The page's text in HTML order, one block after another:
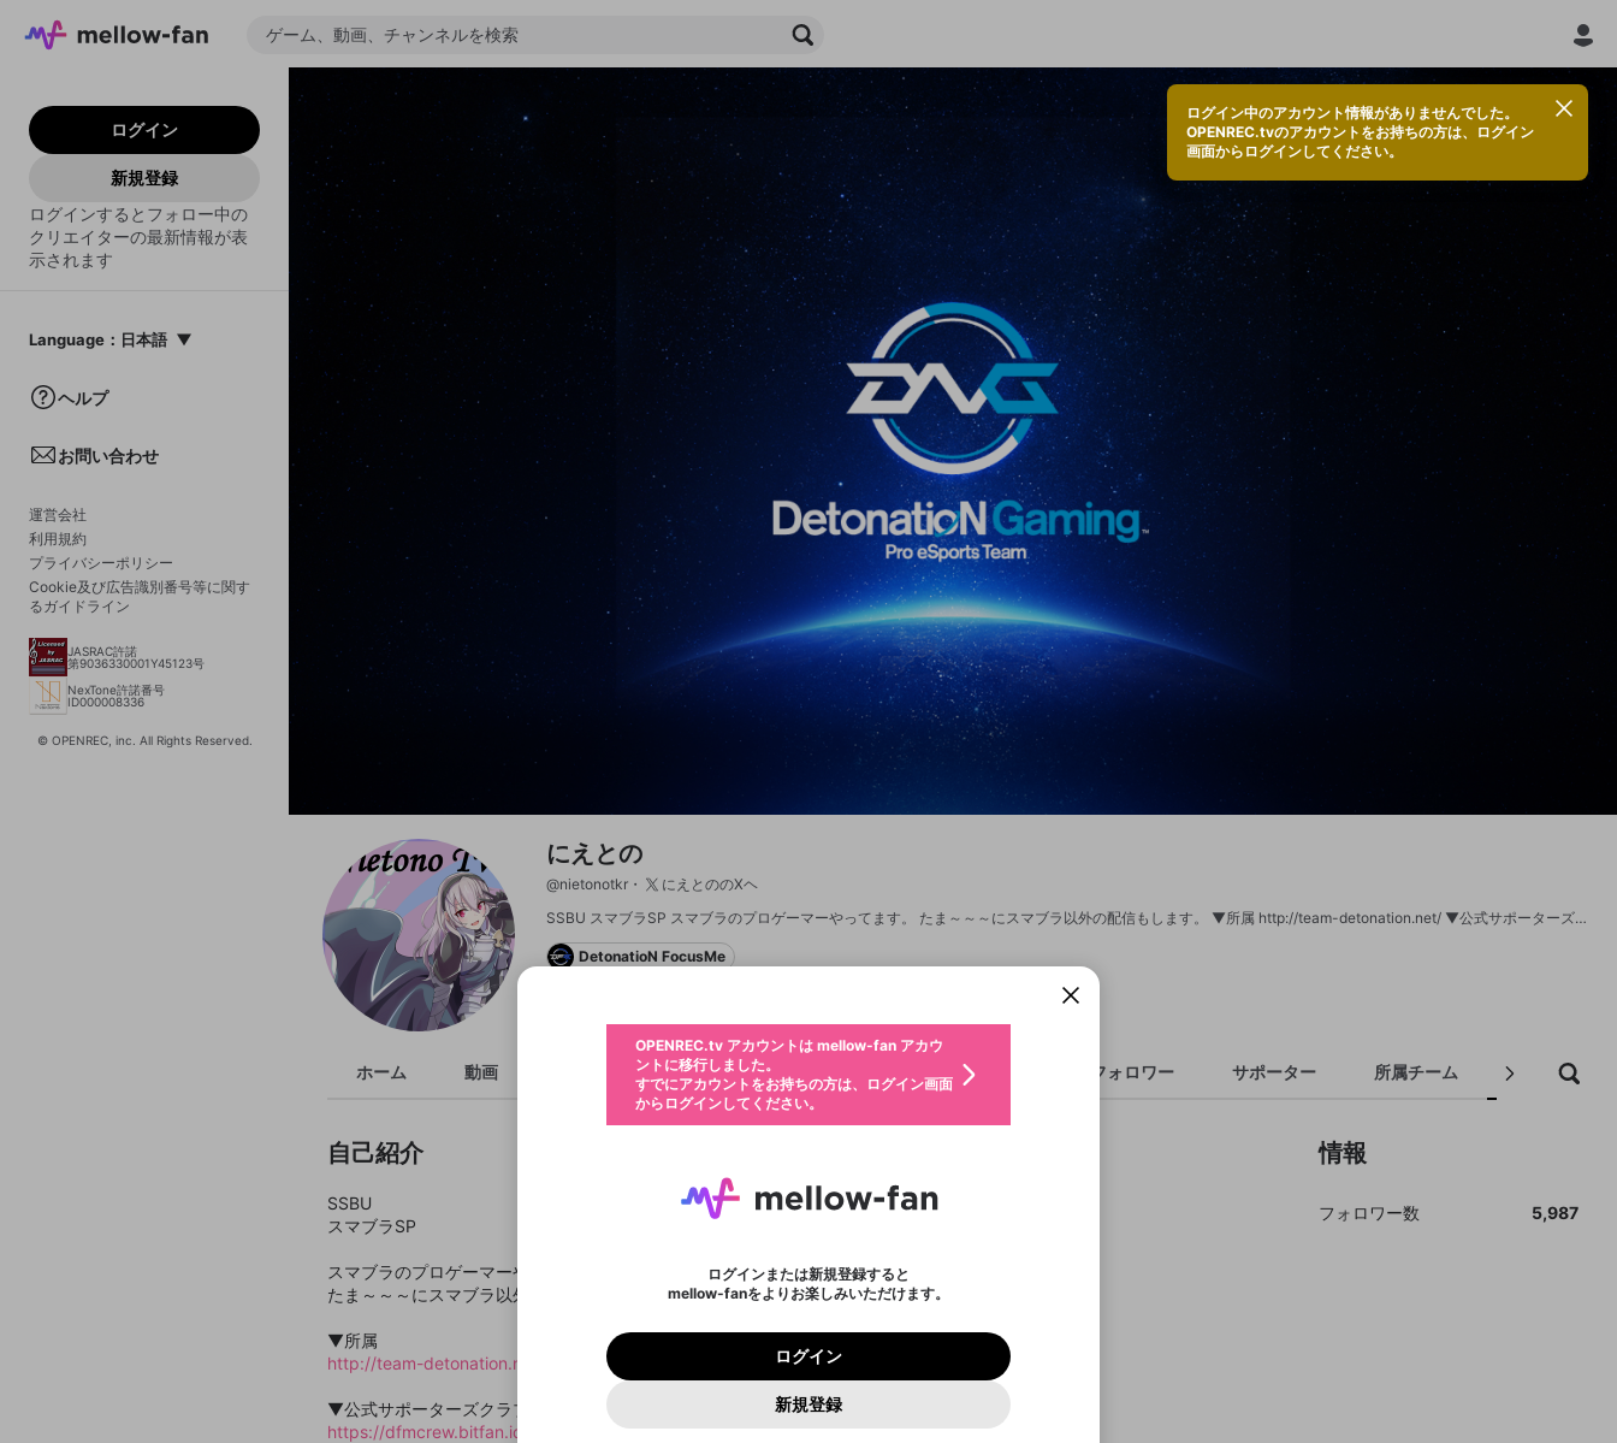
検索履歴をすべて削除しますか？
いいえ はい
ログイン
新規登録
ログインするとフォロー中の
クリエイターの最新情報が表
示されます
Language ： 日本語
中文(簡体)
ヘルプ
お問い合わせ
運営会社
利用規約
プライバシーポリシー
Cookie及び広告識別番号等に関す
るガイドライン
JASRAC許諾
第9036330001Y45123号
NexTone許諾番号
ID000008336
© OPENREC, inc. All Rights Reserved.
ログイン中のアカウント情報がありませんでした。
OPENREC.tvのアカウントをお持ちの方は、ログイン
画面からログインしてください。
にえとの
@nietonotkr にえとののXヘ
SSBU スマブラSP スマブラのプロゲーマーやってます。 たま～～～にスマブラ以外の配信もします。 ▼所属 http://team-detonation.net/ ▼公式サポーターズクラブ「DFM CREW」入会方法 https://dfmcrew.bitfan.id/contents/menu/41030 =============================== ◆チャンネルに関するお問い合わせ、ファンレターなど 〒 108-0073 東京都港区三田1-4-1 住友不動産麻布十番ビル4F 株式会社DetonatioN「にえとの」宛 ◆お仕事の依頼は以下へご連絡ください。 sales@detonation.jp
DetonatioN FocusMe
ホーム 動画 キャプチャ プレイリスト フォロー フォロワー サポーター 所属チーム 自己紹介
自己紹介
SSBU
スマブラSP
スマブラのプロゲーマーやってます。
たま～～～にスマブラ以外の配信もします。
▼所属
http://team-detonation.net/
▼公式サポーターズクラブ「DFM CREW」入会方法
https://dfmcrew.bitfan.id/contents/menu/41030
情報
フォロワー数 5,987
ブロックリストに追加しますか？
キャンセル OK
この動画の公開は終了しました
OK
ファンレター
応援している配信者にファンレターを送ることができま
す。好きなデザインを選んでメッセージを書いたり、エ
ールアイテムでデコレーションして、配信者に届けまし
※ファンレター機能は有料サービスです。
固定動画に設定
マイページに表示されている動画 (ライブ配信、配信予定、ア
ーカイブ、アップロード動画) をページのトップに1つ固定で
きます。動画タイトル横のメニューより設定することができま
す。
動画プレイリストを選択
選択できるプレイリストがありません。プレイリストは動画の再生画面で作成で
動画プレイリストがありません
ポイントが不足しています
ご確認ください
利用規約とプライバシーポリシーが更新されました。
サービスを利用するには変更後の内容をご確認いただ
利用規約を確認しました。
プライバシーポリシーを確認しました。
確認しました
ントに移行しました。
新規登録
メールアドレスで新規登録
または
Google
Yahoo! JAPAN
Appleでサインアップ
新規登録
@
進みください。
トに統合しました。
ログイン
メールアドレスでログイン
または
Google
Yahoo! JAPAN
Appleでサインイン
ログイン
ログイン
パスワードを忘れた方はこちら
アカウントをお持ちですか？アカウントを作成する
OPENREC.tv アカウントは mellow-fan アカウ
ントに移行しました。
すでにアカウントをお持ちの方は、ログイン画面
からログインしてください。
ログインまたは新規登録すると
mellow-fanをよりお楽しみいただけます。
ログイン
新規登録
登録したメールアドレスを入力し、送信してください。
再設定する
入力していただいたメールアドレス
に、パスワード再設定用URLを記載
確認ください
OK
パーソナルデータの登録
年
生年月は登録後に変更できません。
お住まいの地域
ご登録いただいた情報はサービスの向上を目的として
使用いたします。
一部サービスをご利用いただくには、生年月の登録が
必要です。
認証コードの入力
ール記載の6桁の認証コードを入力してください。
及びcs.openrec.co.jpドメイン）が受信拒否設定に含まれて
いないかご確認ください。
入力
セッションの有効期限が切れたた
不適切なユーザーとして報告します
か？
問題を選択してください
わいせつな表現
著作権の侵害
なりすまし行為
報告された問題については、利用規約に違反しているかどうか
をスタッフが確認します。この機能をむやみに使用すること
は、利用規約違反になります。
サブスクシェア
限定コミュニティ参加方法
Discordアカウントをお持ちでない方
Discordアカウントを作成
Discordは第三者が提供するコミュニティーサービスで、mellow-
fanとは関わりがありません。Discordに関してのお問い合わせには
お答えすることができません。Discordの仕様変更により、限定コ
ミュニティ特典の提供が終了する可能性がありますが、その際の補